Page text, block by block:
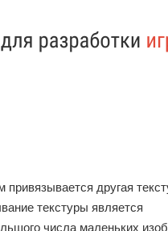
другая
текстуры является
числа маленьких